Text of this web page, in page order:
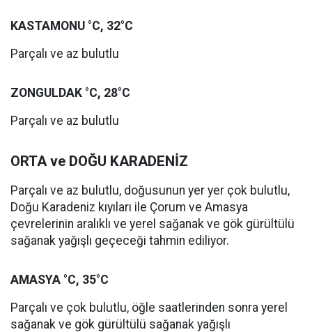
KASTAMONU °C, 32°C
Parçalı ve az bulutlu
ZONGULDAK °C, 28°C
Parçalı ve az bulutlu
ORTA ve DOĞU KARADENİZ
Parçalı ve az bulutlu, doğusunun yer yer çok bulutlu,
Doğu Karadeniz kıyıları ile Çorum ve Amasya
çevrelerinin aralıklı ve yerel sağanak ve gök gürültülü
sağanak yağışlı geçeceği tahmin ediliyor.
AMASYA °C, 35°C
Parçalı ve çok bulutlu, öğle saatlerinden sonra yerel
sağanak ve gök gürültülü sağanak yağışlı